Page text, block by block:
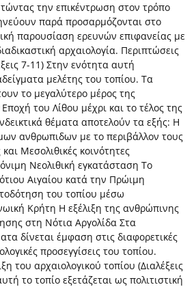
την επικέντρωση στον τρόπο
παρά προσαρμόζονται στο
παρουσίαση ερευνών επιφανείας με
αρχαιολογία. Περιπτώσεις
7-11) Στην ενότητα αυτή
μελέτης του τοπίου. Τα
το μεγαλύτερο μέρος της
του Λίθου μέχρι και το τέλος της
θέματα αποτελούν τα εξής: Η
ανθρωπιδων με το περιβάλλον τους
Μεσολιθικές κοινότητες
Νεολιθική εγκατάσταση Το
Αιγαίου κατά την Πρώιμη
του τοπίου μέσω
Κρήτη Η εξέλιξη της ανθρώπινης
στη Νότια Αργολίδα Στα
δίνεται έμφαση στις διαφορετικές
προσεγγίσεις του τοπίου.
του αρχαιολογικού τοπίου (Διαλέξεις
το τοπίο εξετάζεται ως πολιτιστική